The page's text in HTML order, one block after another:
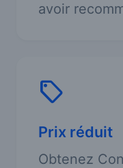
avoir
Prix réduit
Obtenez